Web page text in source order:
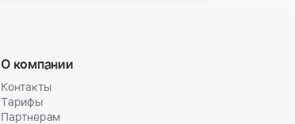
О компании
Контакты
Тарифы
Партнерам